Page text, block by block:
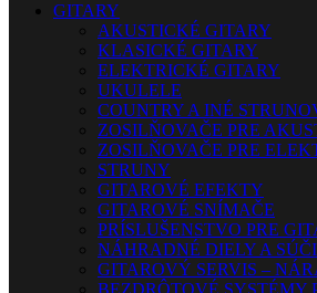
GITARY
AKUSTICKÉ GITARY
KLASICKÉ GITARY
ELEKTRICKÉ GITARY
UKULELE
COUNTRY A INÉ
ZOSILŇOVAČE PRE
ZOSILŇOVAČE PRE
STRUNY
GITAROVÉ EFEKTY
GITAROVÉ SNÍMAČE
PRÍSLUŠENSTVO PRE
NÁHRADNÉ DIELY A
GITAROVÝ SERVIS –
BEZDRÔTOVÉ SYSTÉMY